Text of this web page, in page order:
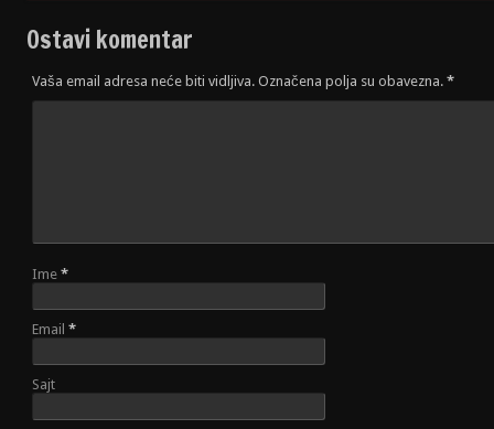
Ostavi komentar
Vaša email adresa neće biti vidljiva. Označena polja su obavezna. *
Ime *
Email *
Sajt